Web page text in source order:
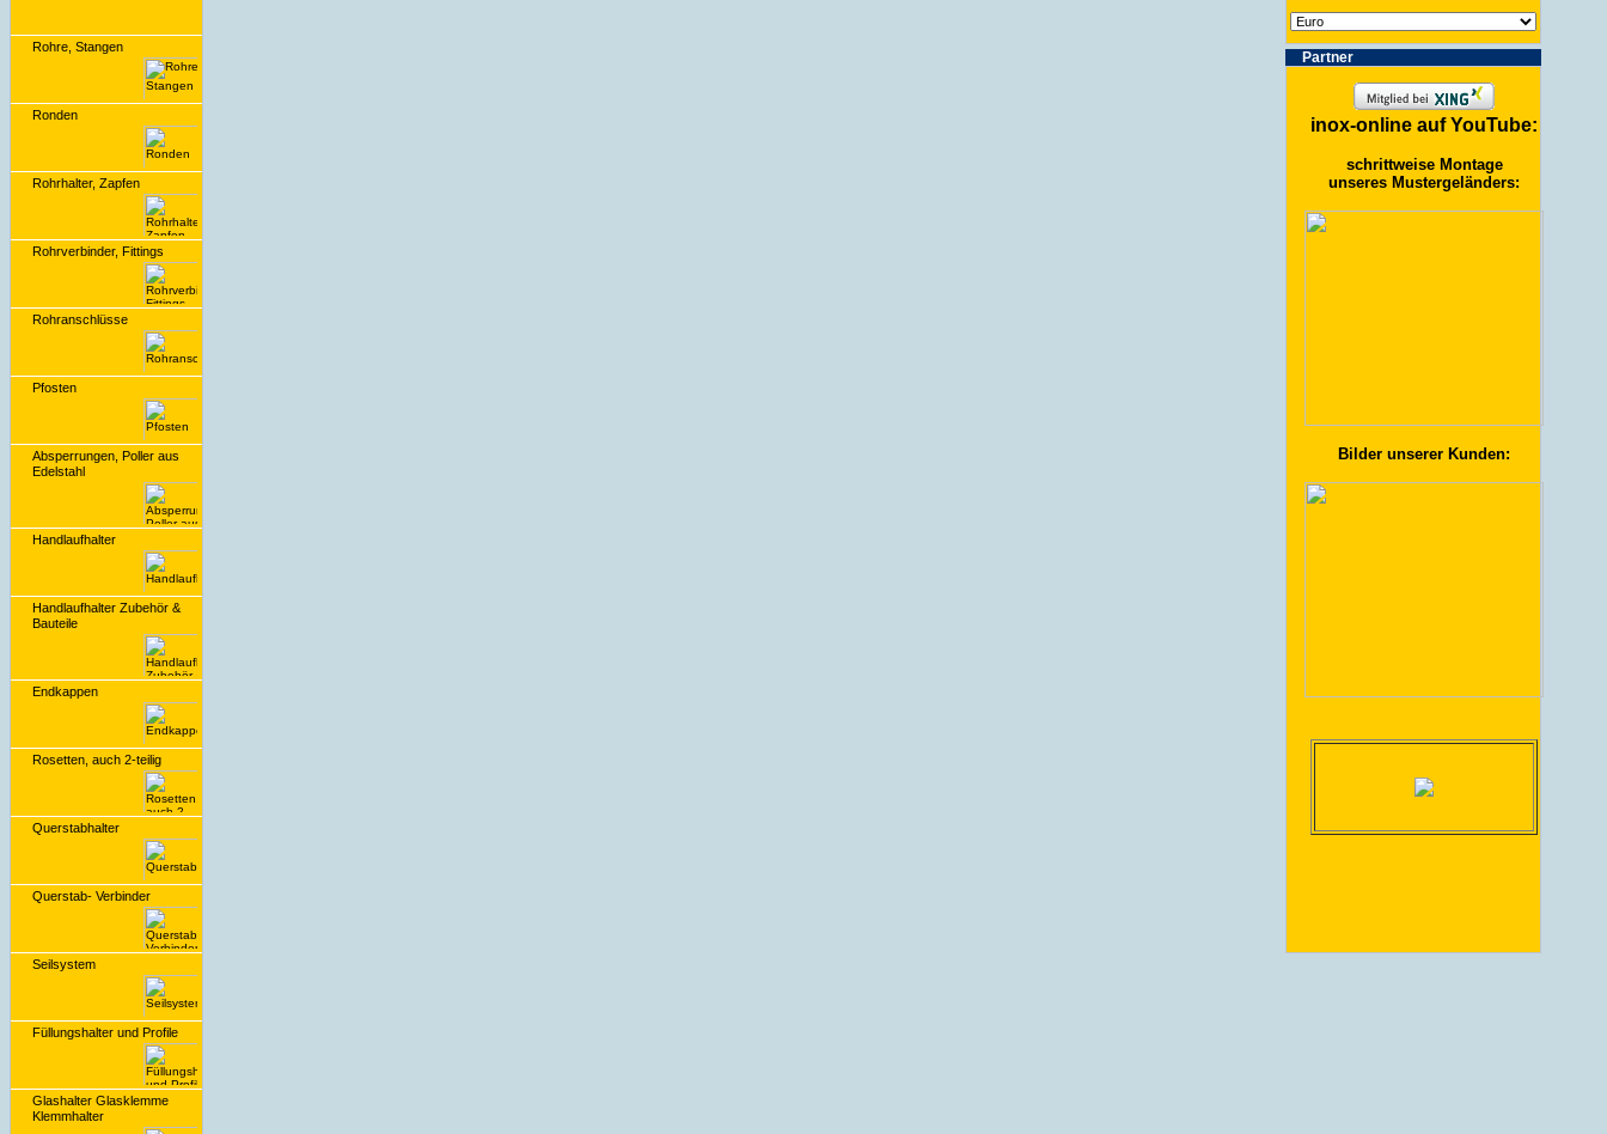
Rohre, Stangen
Ronden
Rohrhalter, Zapfen
Rohrverbinder, Fittings
Rohranschlüsse
Pfosten
Absperrungen, Poller aus
Edelstahl
Handlaufhalter
Handlaufhalter Zubehör &
Bauteile
Endkappen
Rosetten, auch 2-teilig
Querstabhalter
Querstab- Verbinder
Seilsystem
Füllungshalter und Profile
Glashalter Glasklemme
Klemmhalter
Partner
inox-online auf YouTube:
schrittweise Montage
unseres Mustergeländers:
Bilder unserer Kunden: